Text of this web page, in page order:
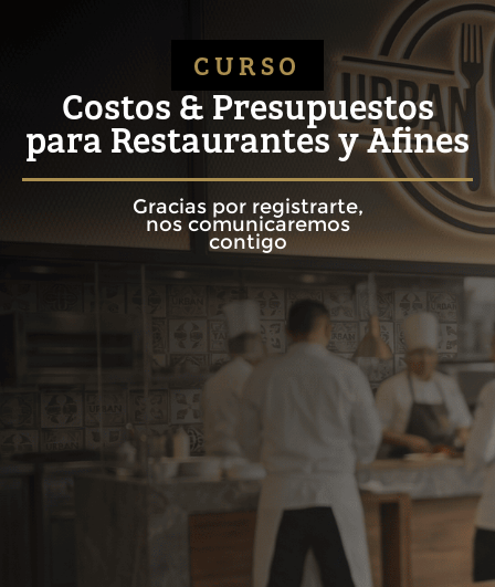
CURSO
Costos & Presupuestos
para Restaurantes y Afines
Gracias por registrarte,
nos comunicaremos
contigo